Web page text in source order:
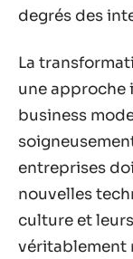
degrés des
La
une approche
business
entreprises
nouvelles
culture et
véritablement